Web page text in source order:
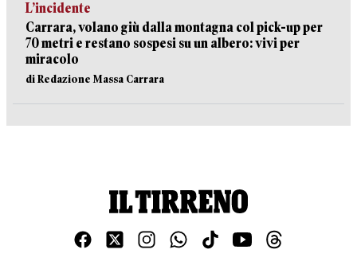
L’incidente
Carrara, volano giù dalla montagna col pick-up per
70 metri e restano sospesi su un albero: vivi per
miracolo
di Redazione Massa Carrara